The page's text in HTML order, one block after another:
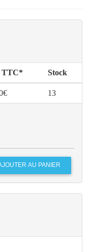
TTC* Stock
13